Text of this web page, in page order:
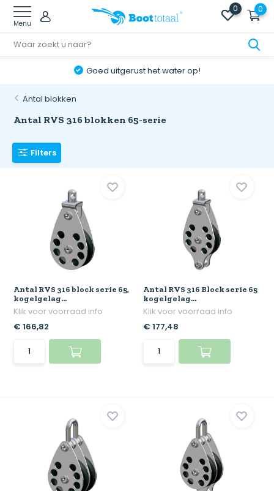
Menu
0 0
het water op!
Antal blokken
Antal RVS 316 blokken 65-serie
Filters
Antal RVS 316 block serie 65,
kogelgelag...
Klik voor voorraad info
€ 166,82
Antal RVS 316 Block serie 65
kogelgelag...
Klik voor voorraad info
€ 177,48